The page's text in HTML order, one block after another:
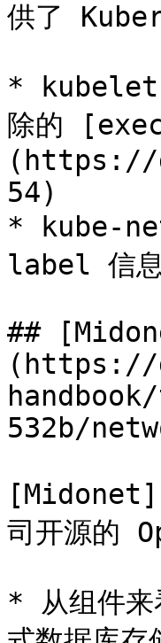
供了
* kubelet
除的
(https://
54)
* kube-
label 信息
##
(https://
532b/
司开源的
* 从组件